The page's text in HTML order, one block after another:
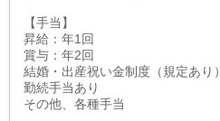
【手当】
昇給：年1回
賞与：年2回
結婚・出産祝い金制度（規定あり）
勤続手当あり
その他、各種手当